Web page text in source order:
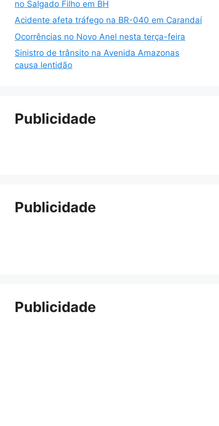
no Salgado Filho em BH
Acidente afeta tráfego na BR-040 em Carandaí
Ocorrências no Novo Anel nesta terça-feira
Sinistro de trânsito na Avenida Amazonas
causa lentidão
Publicidade
Publicidade
Publicidade